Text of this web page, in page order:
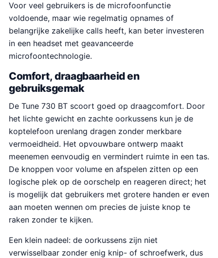
Voor veel gebruikers is de microfoonfunctie
voldoende, maar wie regelmatig opnames of
belangrijke zakelijke calls heeft, kan beter investeren
in een headset met geavanceerde
microfoontechnologie.
Comfort, draagbaarheid en
gebruiksgemak
De Tune 730 BT scoort goed op draagcomfort. Door
het lichte gewicht en zachte oorkussens kun je de
koptelefoon urenlang dragen zonder merkbare
vermoeidheid. Het opvouwbare ontwerp maakt
meenemen eenvoudig en vermindert ruimte in een tas.
De knoppen voor volume en afspelen zitten op een
logische plek op de oorschelp en reageren direct; het
is mogelijk dat gebruikers met grotere handen er even
aan moeten wennen om precies de juiste knop te
raken zonder te kijken.
Een klein nadeel: de oorkussens zijn niet
verwisselbaar zonder enig knip- of schroefwerk, dus